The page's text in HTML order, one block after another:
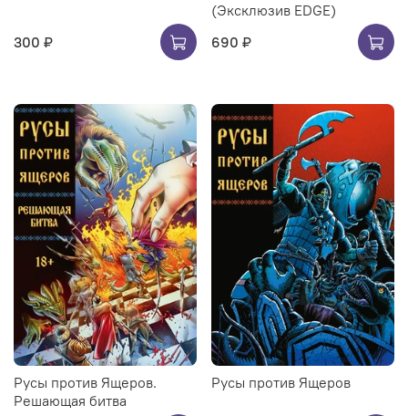
300 ₽
(Эксклюзив EDGE)
690 ₽
Русы против Ящеров.
Решающая битва
Русы против Ящеров